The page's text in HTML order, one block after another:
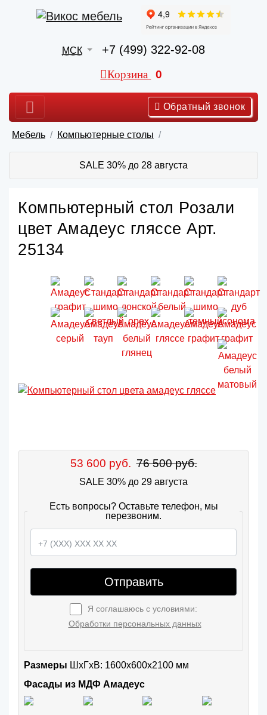
МСК +7 (499) 322-92-08
Корзина 0
Обратный звонок
Мебель Компьютерные столы
SALE 30% до 28 августа
Компьютерный стол Розали
цвет Амадеус гляссе Арт.
25134
53 600 руб. 76 500 руб.
SALE 30% до 29 августа
Есть вопросы? Оставьте телефон, мы
перезвоним.
Отправить
Я соглашаюсь с условиями:
Обработки персональных данных
Размеры ШxГхВ: 1600x600x2100 мм
Фасады из МДФ Амадеус